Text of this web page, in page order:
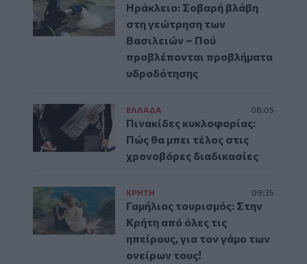
Ηράκλειο: Σοβαρή βλάβη
στη γεώτρηση των
Βασιλειών – Πού
προβλέπονται προβλήματα
υδροδότησης
ΕΛΛAΔΑ 08:05
Πινακίδες κυκλοφορίας:
Πώς θα μπει τέλος στις
χρονοβόρες διαδικασίες
ΚΡΗΤΗ 09:35
Γαμήλιος τουρισμός: Στην
Κρήτη από όλες τις
ηπείρους, για τον γάμο των
ονείρων τους!